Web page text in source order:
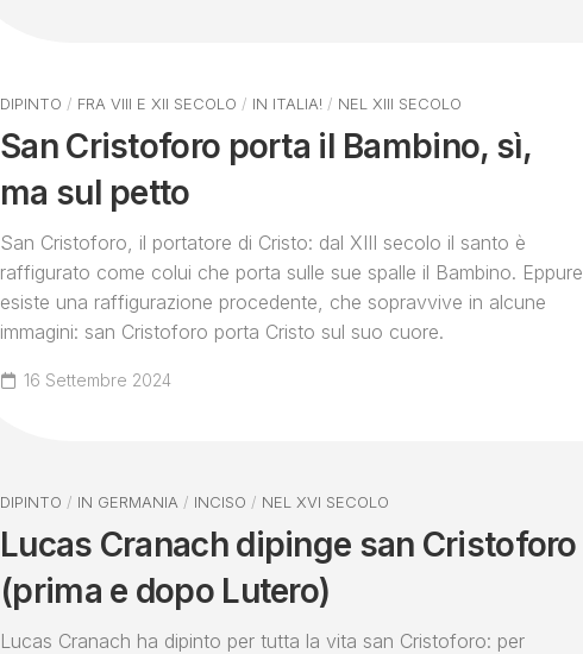
DIPINTO / FRA VIII E XII SECOLO / IN ITALIA! / NEL XIII SECOLO
San Cristoforo porta il Bambino, sì,
ma sul petto
San Cristoforo, il portatore di Cristo: dal XIII secolo il santo è
raffigurato come colui che porta sulle sue spalle il Bambino. Eppure
esiste una raffigurazione procedente, che sopravvive in alcune
immagini: san Cristoforo porta Cristo sul suo cuore.
16 Settembre 2024
DIPINTO / IN GERMANIA / INCISO / NEL XVI SECOLO
Lucas Cranach dipinge san Cristoforo
(prima e dopo Lutero)
Lucas Cranach ha dipinto per tutta la vita san Cristoforo: per